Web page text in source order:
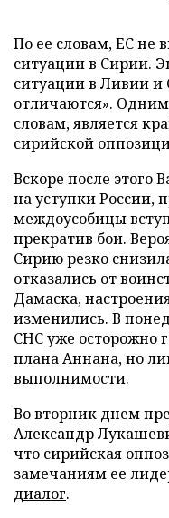
По ее словам, ЕС не
ситуации в Сирии.
ситуации в Ливии и
отличаются».
словам, является
сирийской
Вскоре после этого
на уступки России,
междоусобицы
прекратив бои.
Сирию резко
отказались от
Дамаска,
изменились. В
СНС уже осторожно
плана Аннана, но
выполнимости.
Во вторник днем
Александр
что сирийская
замечаниям ее
диалог.